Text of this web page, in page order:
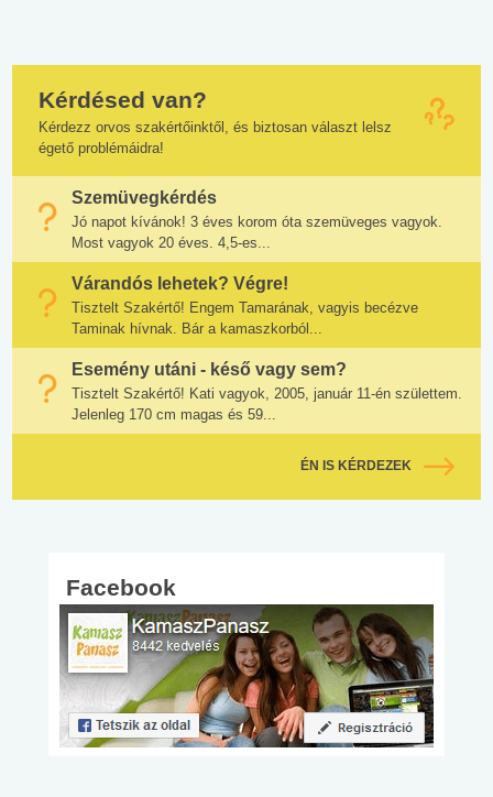
Kérdésed van?
Kérdezz orvos szakértőinktől, és biztosan választ lelsz
égető problémáidra!
Szemüvegkérdés
Jó napot kívánok! 3 éves korom óta szemüveges vagyok.
Most vagyok 20 éves. 4,5-es...
Várandós lehetek? Végre!
Tisztelt Szakértő! Engem Tamarának, vagyis becézve
Taminak hívnak. Bár a kamaszkorból...
Esemény utáni - késő vagy sem?
Tisztelt Szakértő! Kati vagyok, 2005, január 11-én születtem.
Jelenleg 170 cm magas és 59...
ÉN IS KÉRDEZEK
Facebook